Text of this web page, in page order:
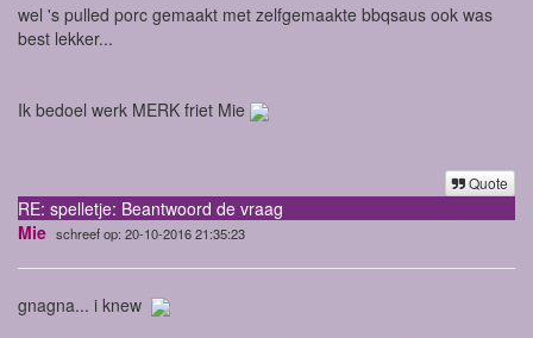
wel 's pulled porc gemaakt met zelfgemaakte bbqsaus ook was
best lekker...
Ik bedoel werk MERK friet Mie
Quote
RE: spelletje: Beantwoord de vraag
Mie schreef op: 20-10-2016 21:35:23
gnagna... i knew